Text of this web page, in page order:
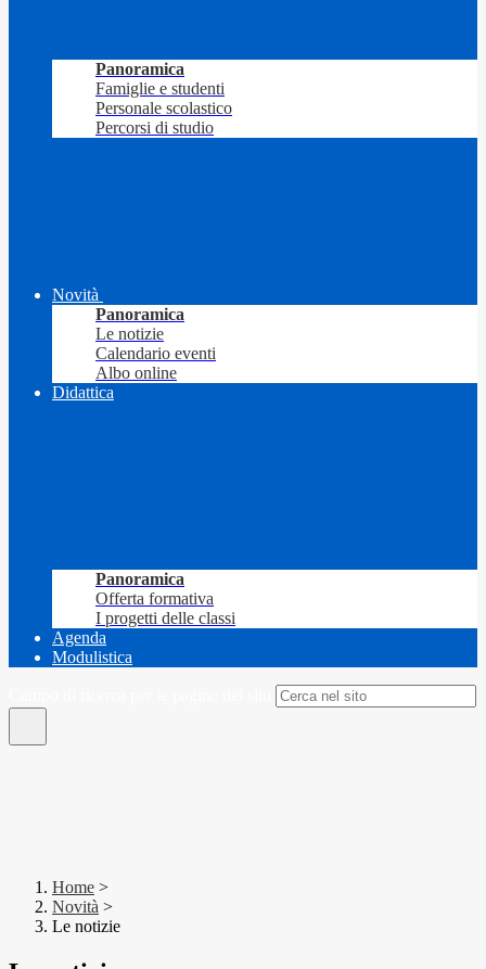
Panoramica
Famiglie e studenti
Personale scolastico
Percorsi di studio
Novità
Panoramica
Le notizie
Calendario eventi
Albo online
Didattica
Panoramica
Offerta formativa
I progetti delle classi
Agenda
Modulistica
Home >
Novità >
Le notizie